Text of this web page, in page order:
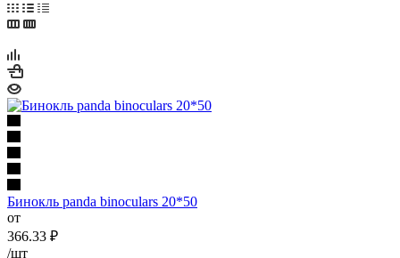
Бинокль panda binoculars 20*50
от
366.33 ₽
/шт